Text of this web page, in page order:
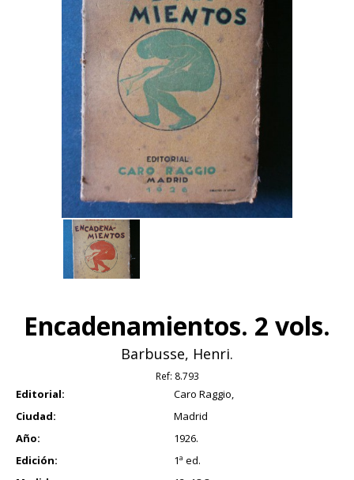
Encadenamientos. 2 vols.
Barbusse, Henri.
Ref: 8.793
Editorial:
Caro Raggio,
Ciudad:
Madrid
Año:
1926.
Edición:
1ª ed.